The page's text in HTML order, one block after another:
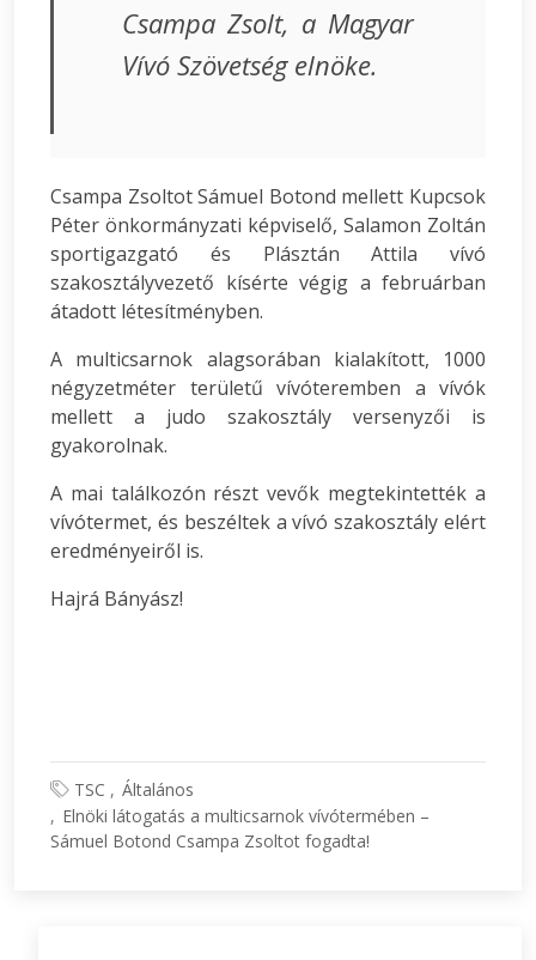
Csampa Zsolt, a Magyar
Vívó Szövetség elnöke.
Csampa Zsoltot Sámuel Botond mellett Kupcsok
Péter önkormányzati képviselő, Salamon Zoltán
sportigazgató és Plásztán Attila vívó
szakosztályvezető kísérte végig a februárban
átadott létesítményben.
A multicsarnok alagsorában kialakított, 1000
négyzetméter területű vívóteremben a vívók
mellett a judo szakosztály versenyzői is
gyakorolnak.
A mai találkozón részt vevők megtekintették a
vívótermet, és beszéltek a vívó szakosztály elért
eredményeiről is.
Hajrá Bányász!
TSC
Általános
Elnöki látogatás a multicsarnok vívótermében –
Sámuel Botond Csampa Zsoltot fogadta!